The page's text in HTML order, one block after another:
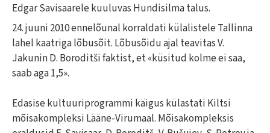
Edgar Savisaarele kuuluvas Hundisilma talus.
24. juuni 2010 ennelõunal korraldati külalistele Tallinna
lahel kaatriga lõbusõit. Lõbusõidu ajal teavitas V.
Jakunin D. Boroditši faktist, et «küsitud kolme ei saa,
saab aga 1,5».
Edasise kultuuriprogrammi käigus külastati Kiltsi
mõisakompleksi Lääne-Virumaal. Mõisakompleksis